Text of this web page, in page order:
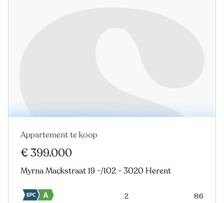
Nieuw
Appartement te koop
€ 399.000
Myrna Mackstraat 19 -/102 - 3020 Herent
2 86